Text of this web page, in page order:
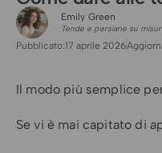
Guida
all'installazione
delle vele
ombreggianti
Emily Green
Tende e persiane su
Pubblicato:17 aprile 2026
Il modo più semplice
Se vi è mai capitato di